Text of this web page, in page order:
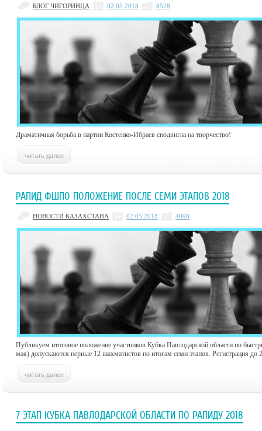
БЛОГ ЧИГОРИНЦА 02.05.2018 8528
Драматичная борьба в партии Костенко-Ибраев сподвигла на творчество!
РАПИД ФШПО ПОЛОЖЕНИЕ ПОСЛЕ СЕМИ ЭТАПОВ 2018
НОВОСТИ КАЗАХСТАНА 02.05.2018 4098
Публикуем итоговое положение участников Кубка Павлодарской области по
мая) допускаются первые 12 шахматистов по итогам семи этапов. Регистрация до
7 ЭТАП КУБКА ПАВЛОДАРСКОЙ ОБЛАСТИ ПО РАПИДУ 2018